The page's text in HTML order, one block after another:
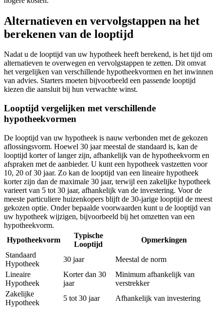
Alternatieven en vervolgstappen na het
berekenen van de looptijd
Nadat u de looptijd van uw hypotheek heeft berekend, is het tijd om
alternatieven te overwegen en vervolgstappen te zetten. Dit omvat
het vergelijken van verschillende hypotheekvormen en het inwinnen
van advies. Starters moeten bijvoorbeeld een passende looptijd
kiezen die aansluit bij hun verwachte winst.
Looptijd vergelijken met verschillende
hypotheekvormen
De looptijd van uw hypotheek is nauw verbonden met de gekozen
aflossingsvorm. Hoewel 30 jaar meestal de standaard is, kan de
looptijd korter of langer zijn, afhankelijk van de hypotheekvorm en
afspraken met de aanbieder. U kunt een hypotheek vastzetten voor
10, 20 of 30 jaar. Zo kan de looptijd van een lineaire hypotheek
korter zijn dan de maximale 30 jaar, terwijl een zakelijke hypotheek
varieert van 5 tot 30 jaar, afhankelijk van de investering. Voor de
meeste particuliere huizenkopers blijft de 30-jarige looptijd de meest
gekozen optie. Onder bepaalde voorwaarden kunt u de looptijd van
uw hypotheek wijzigen, bijvoorbeeld bij het omzetten van een
hypotheekvorm.
Hypotheekvorm
Typische
Looptijd
Opmerkingen
Standaard
Hypotheek
30 jaar
Meestal de norm
Lineaire
Hypotheek
Korter dan 30
jaar
Minimum afhankelijk van
verstrekker
Zakelijke
Hypotheek
5 tot 30 jaar Afhankelijk van investering